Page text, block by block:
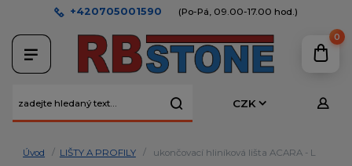
CZK
+420705001590 (Po-Pá, 09.00-17.00 hod.)
0
Úvod LIŠTY A PROFILY ukončovací hliníková lišta ACARA - L